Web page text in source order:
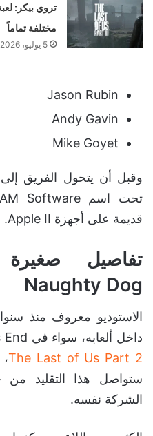
مختلفة تماماً
5 يوليو، 2026
Jason Rubin
Andy Gavin
Mike Goyet
قديمة على أجهزة Apple II.
تفاصيل
Naughty Dog
الاستوديو معروف منذ
داخل ألعابه، سواء في Uncharted 4: A Thief’s End أو
The Last of Us Part 2
ستواصل هذا التقليد من
الشركة نفسه.